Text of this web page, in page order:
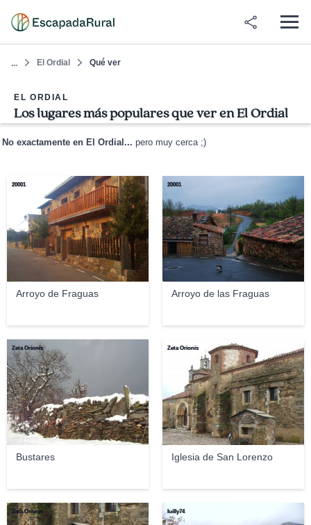
... El Ordial Qué ver
EL ORDIAL
Los lugares más populares que ver en El Ordial
No exactamente en El Ordial... pero muy cerca ;)
Arroyo de Fraguas
20001
Arroyo de las Fraguas
20001
Bustares
Zeta Orionis
Iglesia de San Lorenzo
Zeta Orionis
Zeta Orionis luilly74